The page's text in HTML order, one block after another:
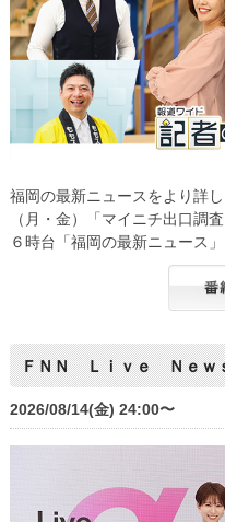
福岡の最新ニュースをより詳
（月・金）「マイニチ出口調
６時台「福岡の最新ニュース」
ＦＮＮ Ｌｉｖｅ Ｎｅ
2026/08/14(金) 24:00〜